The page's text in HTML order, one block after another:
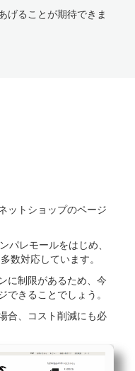
げることが期待できま
ットショップのページ
パレモールをはじめ、
数対応しています。
に制限があるため、今
きることでしょう。
合、コスト削減にも必